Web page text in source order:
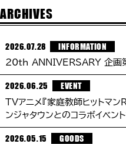
ARCHIVES
2026.07.28 INFORMATION
20th ANNIVERSARY 企画第
2026.06.25 EVENT
TVアニメ『家庭教師ヒットマ
ンジャタウンとのコラボイベン
2026.05.15 GOODS